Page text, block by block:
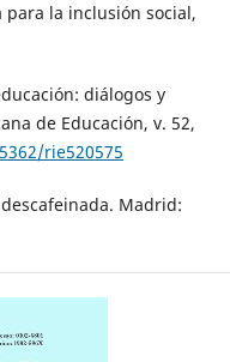
la inclusión social,
diálogos y
de Educación, v. 52,
rie520575
Madrid: